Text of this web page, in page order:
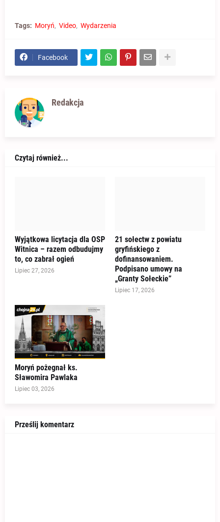
Tags: Moryń Video Wydarzenia
Facebook
Redakcja
Czytaj również...
Wyjątkowa licytacja dla OSP
Witnica – razem odbudujmy
to, co zabrał ogień
Lipiec 27, 2026
21 sołectw z powiatu
gryfińskiego z
dofinansowaniem.
Podpisano umowy na
„Granty Sołeckie”
Lipiec 17, 2026
Moryń pożegnał ks.
Sławomira Pawlaka
Lipiec 03, 2026
Prześlij komentarz